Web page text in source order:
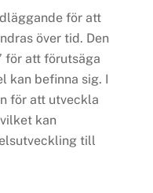
för att
över tid. Den
för att förutsäga
kan befinna sig. I
för att utveckla
kan
till